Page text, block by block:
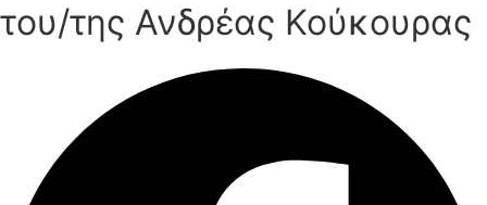
του/της Ανδρέας Κούκουρας